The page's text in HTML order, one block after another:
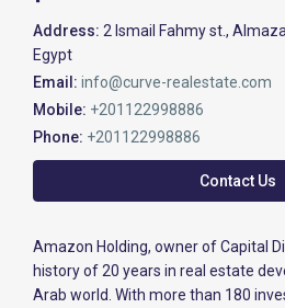
Address: 2 Ismail Fahmy st.,
Egypt
Email: info@curve-realestate.com
Mobile: +201122998886
Phone: +201122998886
Contact Us
Amazon Holding, owner of Capital
history of 20 years in real estate
Arab world. With more than 180